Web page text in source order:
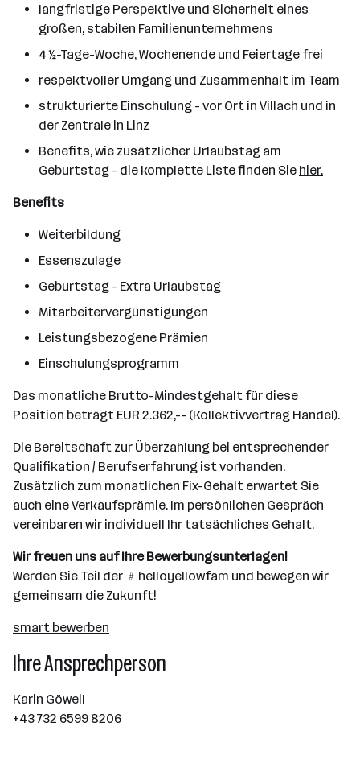
langfristige Perspektive und Sicherheit eines
großen, stabilen Familienunternehmens
4 ½-Tage-Woche, Wochenende und Feiertage frei
respektvoller Umgang und Zusammenhalt im Team
strukturierte Einschulung - vor Ort in Villach und in
der Zentrale in Linz
Benefits, wie zusätzlicher Urlaubstag am
Geburtstag - die komplette Liste finden Sie hier.
Benefits
Weiterbildung
Essenszulage
Geburtstag - Extra Urlaubstag
Mitarbeitervergünstigungen
Leistungsbezogene Prämien
Einschulungsprogramm
Das monatliche Brutto-Mindestgehalt für diese
Position beträgt EUR 2.362,-- (Kollektivvertrag Handel).
Die Bereitschaft zur Überzahlung bei entsprechender
Qualifikation / Berufserfahrung ist vorhanden.
Zusätzlich zum monatlichen Fix-Gehalt erwartet Sie
auch eine Verkaufsprämie. Im persönlichen Gespräch
vereinbaren wir individuell Ihr tatsächliches Gehalt.
Wir freuen uns auf Ihre Bewerbungsunterlagen!
Werden Sie Teil der ﹟helloyellowfam und bewegen wir
gemeinsam die Zukunft!
smart bewerben
Ihre Ansprechperson
Karin Göweil
+43 732 6599 8206